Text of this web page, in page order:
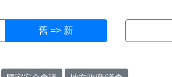
舊 => 新